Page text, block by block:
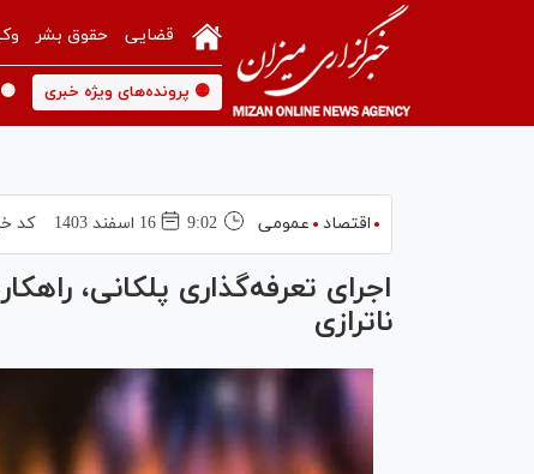
قضایی حقوق بشر
🟡 پرونده‌های ویژه خبری
اقتصاد عمومی 9:02 16 اسفند 1403 کد
اجرای تعرفه‌گذاری پلکانی،
ناترازی